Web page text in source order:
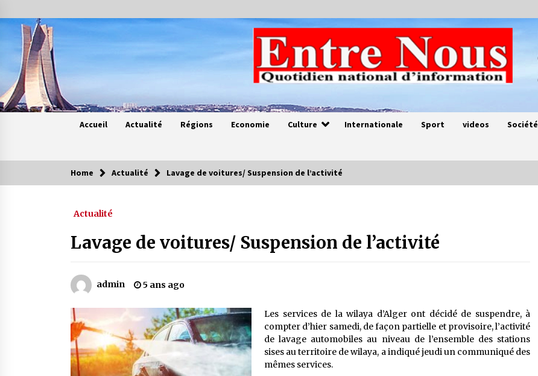
to
content
Accueil Actualité Régions Economie Culture Internationale Sport videos Société
Contes de chez nous
4 ans ago
des montagnards
Le bouc de l’Au-delà
5 ans ago
Le monstrueux vieillard (Un récit
du Sud algérien)
5 ans ago
Home Actualité Lavage de voitures/ Suspension de l’activité
Actualité
Lavage de voitures/ Suspension de l’activité
admin 5 ans ago
Les services de la wilaya d’Alger ont décidé de suspendre, à
compter d’hier samedi, de façon partielle et provisoire, l’activité
de lavage automobiles au niveau de l’ensemble des stations
sises au territoire de wilaya, a indiqué jeudi un communiqué des
mêmes services.